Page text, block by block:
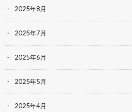
2025年8月
2025年7月
2025年6月
2025年5月
2025年4月